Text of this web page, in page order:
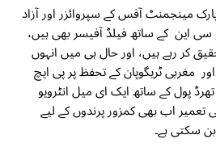
مینجمنٹ آفس کے سپروائزر اور آزاد
این کے ساتھ فیلڈ آفیسر بھی ہیں،
کر رہے ہیں، اور حال ہی میں انہوں
مغربی ٹریگوپان کے تحفظ پر پی ایچ
پول کے ساتھ ایک ای میل انٹرویو
تعمیر اب بھی کمزور پرندوں کے لیے
سکتی ہے۔